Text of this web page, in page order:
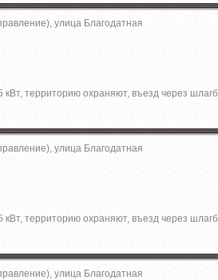
улица Благодатная
территорию охраняют, въезд через
улица Благодатная
территорию охраняют, въезд через
улица Благодатная